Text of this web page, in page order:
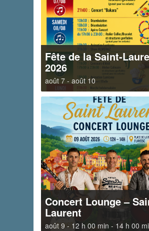
Fête de la Saint-
2026
août 7 -août 10
Concert Lounge –
Laurent
août 9 - 12 h 00 min - 14 h 00